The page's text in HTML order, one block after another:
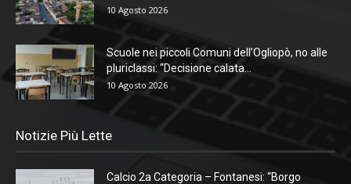
10 Agosto 2026
Scuole nei piccoli Comuni dell’Ogliopò, no alle
pluriclassi: “Decisione calata...
10 Agosto 2026
Notizie Più Lette
Calcio 2a Categoria – Fontanesi: “Borgo